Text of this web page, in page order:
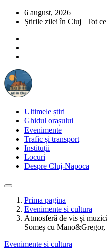
6 august, 2026
Știrile zilei în Cluj | Tot
Ultimele știri
Ghidul orașului
Evenimente
Trafic și transport
Instituții
Locuri
Despre Cluj-Napoca
Prima pagina
Evenimente si cultura
Atmosferă de vis și
Someș cu
Evenimente si cultura